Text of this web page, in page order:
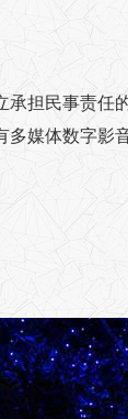
担民事责任
媒体数字影